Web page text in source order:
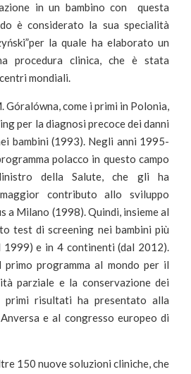
in un bambino con questa
è considerato la sua specialità
la quale ha elaborato un
procedura clinica, che è stata
mondiali.
Góralówna, come i primi in Polonia,
per la diagnosi precoce dei danni
bambini (1993). Negli anni 1995-
polacco in questo campo
della Salute, che gli ha
contributo allo sviluppo
a Milano (1998). Quindi, insieme al
test di screening nei bambini più
1999) e in 4 continenti (dal 2012).
programma al mondo per il
parziale e la conservazione dei
primi risultati ha presentato alla
e al congresso europeo di
150 nuove soluzioni cliniche, che